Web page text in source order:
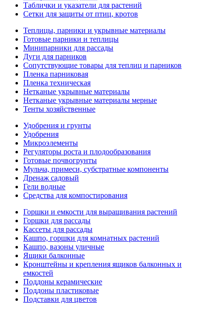
Таблички и указатели для растений
Сетки для защиты от птиц, кротов
Теплицы, парники и укрывные материалы
Готовые парники и теплицы
Минипарники для рассады
Дуги для парников
Сопутствующие товары для теплиц и парников
Пленка парниковая
Пленка техническая
Нетканые укрывные материалы
Нетканые укрывные материалы мерные
Тенты хозяйственные
Удобрения и грунты
Удобрения
Микроэлементы
Регуляторы роста и плодообразования
Готовые почвогрунты
Мульча, примеси, субстратные компоненты
Дренаж садовый
Гели водные
Средства для компостирования
Горшки и емкости для выращивания растений
Горшки для рассады
Кассеты для рассады
Кашпо, горшки для комнатных растений
Кашпо, вазоны уличные
Ящики балконные
Кронштейны и крепления ящиков балконных и
емкостей
Поддоны керамические
Поддоны пластиковые
Подставки для цветов